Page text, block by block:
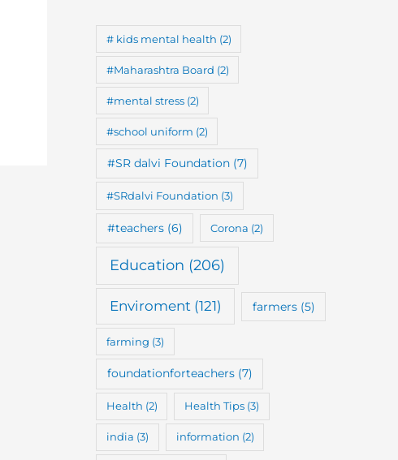
# kids mental health (2)
#Maharashtra Board (2)
#mental stress(2)
#school uniform (2)
#SR dalvi Foundation(7)
#SRdalvi Foundation (3)
#teachers(6) Corona (2)
Education (206)
Enviroment(121) farmers(5)
farming (3)
foundationforteachers(7)
Health (2) Health Tips (3)
india (3) information (2)